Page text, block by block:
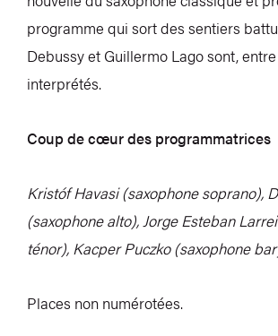
programme qui sort des sentiers
Debussy et Guillermo Lago sont,
interprétés.
Coup de cœur des programmatrices
Kristóf Havasi (saxophone soprano),
(saxophone alto), Jorge Esteban
ténor), Kacper Puczko (saxophone
Places non numérotées.